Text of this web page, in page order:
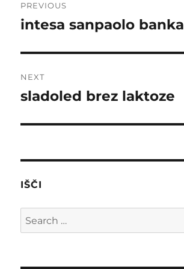
navigation
PREVIOUS
Previous
intesa sanpaolo banka
NEXT
Next
sladoled brez laktoze
IŠČI
Search
for: